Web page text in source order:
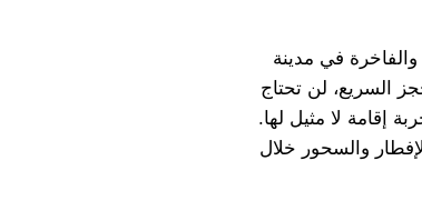
والفاخرة في مدينة
السريع، لن تحتاج
إقامة لا مثيل لها.
والسحور خلال